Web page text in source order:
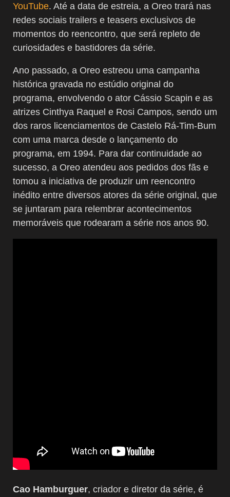
YouTube. Até a data de estreia, a Oreo trará nas
redes sociais trailers e teasers exclusivos de
momentos do reencontro, que será repleto de
curiosidades e bastidores da série.
Ano passado, a Oreo estreou uma campanha
histórica gravada no estúdio original do
programa, envolvendo o ator Cássio Scapin e as
atrizes Cinthya Raquel e Rosi Campos, sendo um
dos raros licenciamentos de Castelo Rá-Tim-Bum
com uma marca desde o lançamento do
programa, em 1994. Para dar continuidade ao
sucesso, a Oreo atendeu aos pedidos dos fãs e
tomou a iniciativa de produzir um reencontro
inédito entre diversos atores da série original, que
se juntaram para relembrar acontecimentos
memoráveis que rodearam a série nos anos 90.
Cao Hamburguer, criador e diretor da série, é